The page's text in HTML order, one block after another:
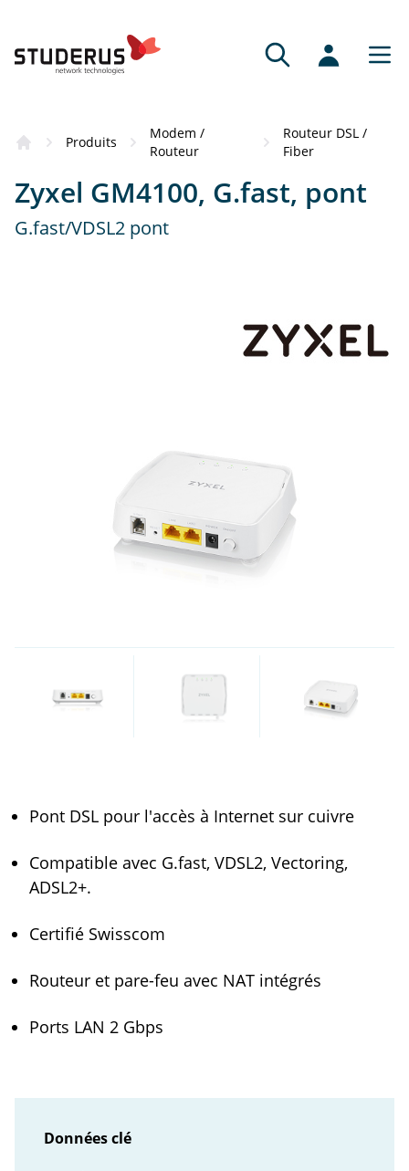
Produits
Modem /
Routeur
Routeur DSL /
Fiber
Zyxel GM4100, G.fast, pont
G.fast/VDSL2 pont
Pont DSL pour l'accès à Internet sur cuivre
Compatible avec G.fast, VDSL2, Vectoring,
ADSL2+.
Certifié Swisscom
Routeur et pare-feu avec NAT intégrés
Ports LAN 2 Gbps
Données clé
Ce produit vous a convaincu ? Voici nos
votre disposition pour la commande du
produit.